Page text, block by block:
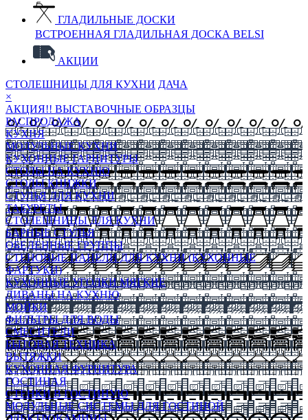
ГЛАДИЛЬНЫЕ ДОСКИ
ВСТРОЕННАЯ ГЛАДИЛЬНАЯ ДОСКА BELSI
АКЦИИ
СТОЛЕШНИЦЫ ДЛЯ КУХНИ ДАЧА
×
АКЦИЯ!! ВЫСТАВОЧНЫЕ ОБРАЗЦЫ
РАСПРОДАЖА
КУХНЯ
МОДУЛЬНЫЕ КУХНИ
КУХОННЫЕ ГАРНИТУРЫ
СТОЛЫ НА КУХНЮ
СТОЛЫ КНИЖКИ
СТУЛЬЯ ДЛЯ КУХНИ
ТАБУРЕТЫ
СТОЛЕШНИЦЫ ДЛЯ КУХНИ
БАРНЫЕ СТУЛЬЯ
ОБЕДЕННЫЕ ГРУППЫ
СТЕНОВЫЕ ПАНЕЛИ ДЛЯ КУХНИ (КУХОННЫЕ
ФАРТУКИ)
КУХОННЫЕ УГОЛКИ МЯГКИЕ
ДИВАНЫ НА КУХНЮ
МОЙКИ
ФИЛЬТРЫ ДЛЯ ВОДЫ
СМЕСИТЕЛИ
БЫТОВАЯ ТЕХНИКА
ВЫТЯЖКИ
КУХОННАЯ ФУРНИТУРА
ГОСТИНАЯ
СТЕНКИ В ГОСТИНУЮ
МОДУЛЬНЫЕ СИСТЕМЫ ДЛЯ ГОСТИНОЙ